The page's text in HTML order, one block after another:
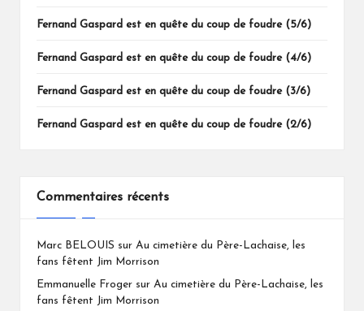
Fernand Gaspard est en quête du coup de foudre (5/6)
Fernand Gaspard est en quête du coup de foudre (4/6)
Fernand Gaspard est en quête du coup de foudre (3/6)
Fernand Gaspard est en quête du coup de foudre (2/6)
Commentaires récents
Marc BELOUIS sur Au cimetière du Père-Lachaise, les
fans fêtent Jim Morrison
Emmanuelle Froger sur Au cimetière du Père-Lachaise, les
fans fêtent Jim Morrison